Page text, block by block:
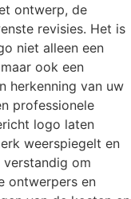
ontwerp, de
revisies. Het is
niet alleen een
ook een
herkenning van uw
professionele
logo laten
weerspiegelt en
om
ontwerpers en